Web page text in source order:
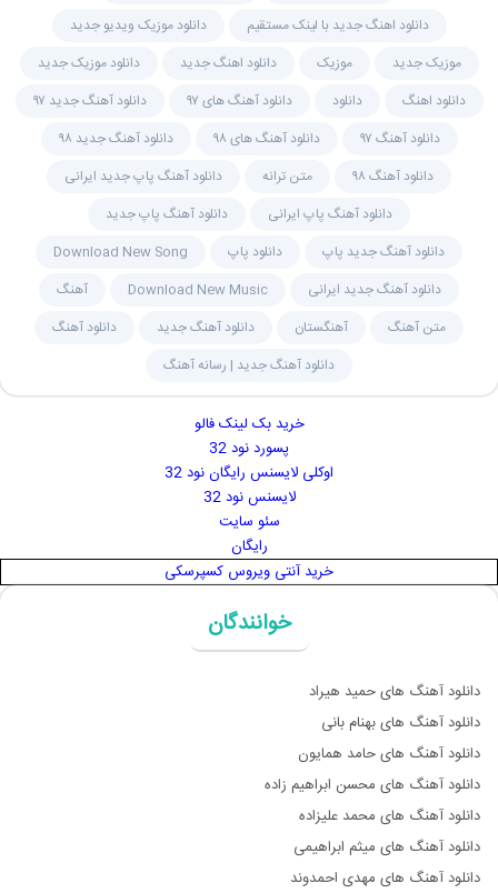
دانلود اهنگ جدید با لینک مستقیم
دانلود موزیک ویدیو جدید
موزیک جدید
موزیک دانلود اهنگ جدید
دانلود موزیک جدید
دانلود اهنگ
دانلود دانلود آهنگ های ۹۷
دانلود آهنگ جدید ۹۷
دانلود آهنگ ۹۷
دانلود آهنگ های ۹۸
دانلود آهنگ جدید ۹۸
دانلود آهنگ ۹۸
متن ترانه
دانلود آهنگ پاپ جدید ایرانی
دانلود آهنگ پاپ ایرانی
دانلود آهنگ پاپ جدید
دانلود آهنگ جدید پاپ
دانلود پاپ
Download New Song
دانلود آهنگ جدید ایرانی
Download New Music
آهنگ
متن آهنگ
آهنگستان دانلود آهنگ جدید
دانلود آهنگ
دانلود آهنگ جدید | رسانه آهنگ
خرید بک لینک فالو
پسورد نود 32
اوکلی لایسنس رایگان نود 32
لایسنس نود 32
سئو سایت
رایگان
خرید آنتی ویروس کسپرسکی
خوانندگان
دانلود آهنگ های حمید هیراد
دانلود آهنگ های بهنام بانی
دانلود آهنگ های حامد همایون
دانلود آهنگ های محسن ابراهیم زاده
دانلود آهنگ های محمد علیزاده
دانلود آهنگ های میثم ابراهیمی
دانلود آهنگ های مهدی احمدوند